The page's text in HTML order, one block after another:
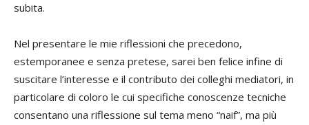
subita.
Nel presentare le mie riflessioni che precedono,
estemporanee e senza pretese, sarei ben felice infine di
suscitare l’interesse e il contributo dei colleghi mediatori, in
particolare di coloro le cui specifiche conoscenze tecniche
consentano una riflessione sul tema meno “naif”, ma più